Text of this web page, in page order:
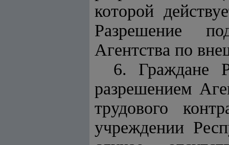
которой
Разрешение
Агентства по
6. Граждане
разрешением
трудового
учреждении